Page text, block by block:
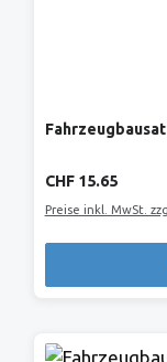
Regulärer Preis:
CHF 15.65
Preise inkl. MwSt.